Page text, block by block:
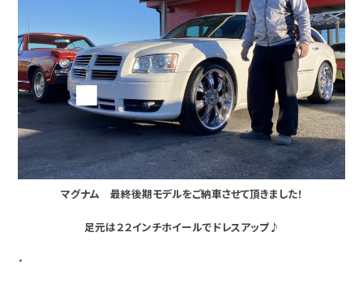
マグナム 最終後期モデルをご納車させて頂きました！
足元は２２インチホイールでドレスアップ♪
・